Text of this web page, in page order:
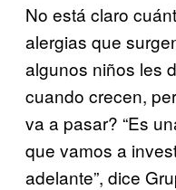
No está claro
alergias que
algunos niños les
cuando crecen,
va a pasar? “Es
que vamos a
adelante”, dice